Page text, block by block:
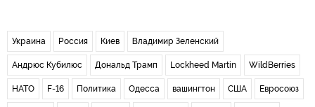
Украина Россия Киев Владимир Зеленский
Андрюс Кубилюс Дональд Трамп Lockheed Martin WildBerries
НАТО F-16 Политика Одесса вашингтон США Евросоюз